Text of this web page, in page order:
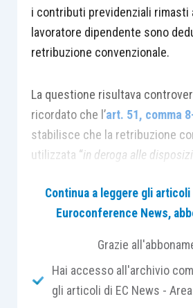
i contributi previdenziali rimasti
lavoratore dipendente sono
retribuzione convenzionale.
La questione risultava
ricordato che l’art. 51, comma
stabilisce che la retribuzione
utilizzata “in deroga alle
mente delquale i contributi
risultano deducibili.
parlamentare n. 7-01021/2001
i contributi costituirebbero
Continua a leggere gli articoli
Euroconference News,
Grazie
Hai accesso all'archivio
gli articoli di EC News -